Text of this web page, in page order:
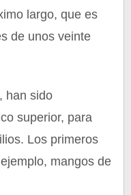
largo, que es
de unos veinte
han sido
superior, para
Los primeros
mangos de